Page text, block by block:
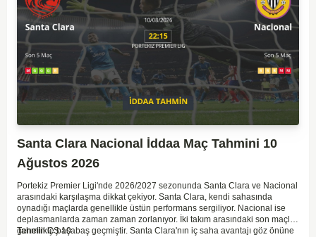
Santa Clara Nacional İddaa Maç Tahmini 10
Ağustos 2026
Portekiz Premier Ligi'nde 2026/2027 sezonunda Santa Clara ve Nacional
arasındaki karşılaşma dikkat çekiyor. Santa Clara, kendi sahasında
oynadığı maçlarda genellikle üstün performans sergiliyor. Nacional ise
deplasmanlarda zaman zaman zorlanıyor. İki takım arasındaki son maçlar
genellikle başabaş geçmiştir. Santa Clara'nın iç saha avantajı göz önüne
Tahmin ÇŞ 10